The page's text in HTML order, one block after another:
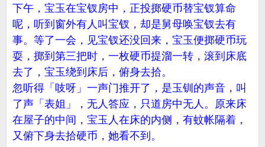
下午，宝玉在宝钗房中，正投掷硬币替宝钗算命
呢，听到窗外有人叫宝钗，却是舅母唤宝钗去有
事。等了一会，见宝钗还没回来，宝玉便掷硬币玩
耍，掷到第三把时，一枚硬币提溜一转，滚到床底
去了，宝玉绕到床后，俯身去拾。
忽听得「吱呀」一声门推开了，是玉钏的声音，叫
了声「表姐」，无人答应，只道房中无人。原来床
在屋子的中间，宝玉人在床的内侧，有蚊帐隔着，
又俯下身去拾硬币，她看不到。